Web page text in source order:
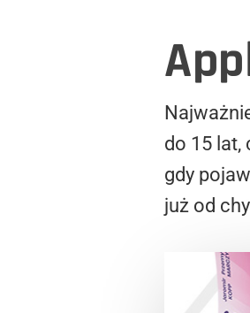
do 15 lat,
gdy
już od